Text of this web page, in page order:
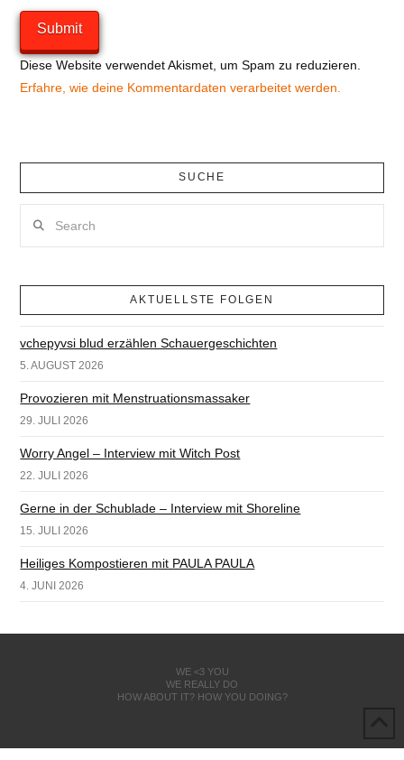
Diese Website verwendet Akismet, um Spam zu reduzieren.
Erfahre, wie deine Kommentardaten verarbeitet werden.
SUCHE
AKTUELLSTE FOLGEN
vchepyvsi blud erzählen Schauergeschichten
5. AUGUST 2026
Provozieren mit Menstruationsmassaker
29. JULI 2026
Worry Angel – Interview mit Witch Post
22. JULI 2026
Gerne in der Schublade – Interview mit Shoreline
15. JULI 2026
Heiliges Kompostieren mit PAULA PAULA
4. JUNI 2026
WE <3 YOU
WE REALLY DO
HOW ABOUT IT? HOW YOU DOING?